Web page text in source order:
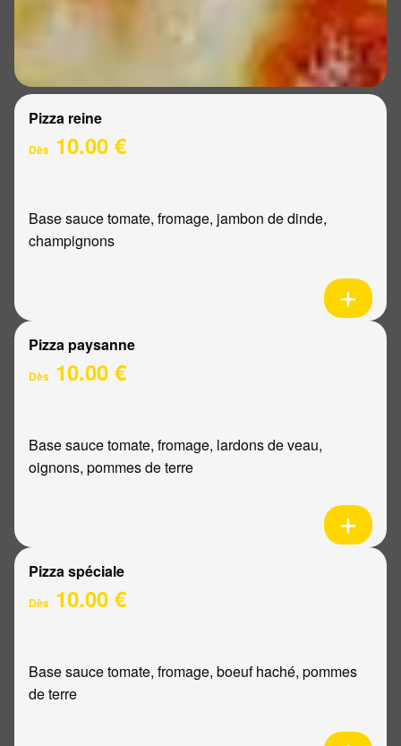
Pizza reine
Dès 10.00 €
Base sauce tomate, fromage, jambon de dinde,
champignons
Pizza paysanne
Dès 10.00 €
Base sauce tomate, fromage, lardons de veau,
oignons, pommes de terre
Pizza spéciale
Dès 10.00 €
Base sauce tomate, fromage, boeuf haché, pommes
de terre